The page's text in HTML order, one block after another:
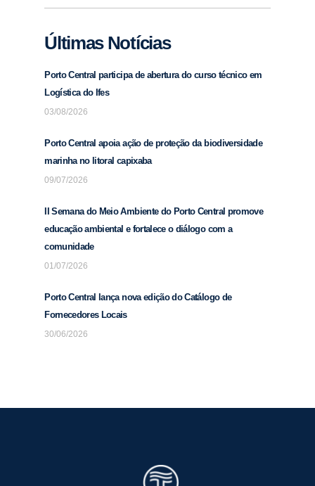
Últimas Notícias
Porto Central participa de abertura do curso técnico em
Logística do Ifes
03/08/2026
Porto Central apoia ação de proteção da biodiversidade
marinha no litoral capixaba
09/07/2026
II Semana do Meio Ambiente do Porto Central promove
educação ambiental e fortalece o diálogo com a
comunidade
01/07/2026
Porto Central lança nova edição do Catálogo de
Fornecedores Locais
30/06/2026